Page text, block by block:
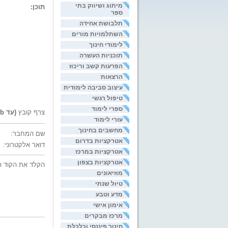
מיתוג ושיווק בתי
ספר
תלבושת אחידה
השתלמויות מורים
לימודי חינוך
תוכניות העשרה
הפרעות קשב וריכוז
הרצאות
עיצוב סביבה לימודית
טיפול רגשי
ספרי לימוד
עזרי לימוד
מחשבים בחינוך
אטרקציות בדרום
אטרקציות במרכז
אטרקציות בצפון
מוזיאונים
טיול שנתי
מדע וטבע
אימון אישי
מרכז מבקרים
חינוך פיננסי וכלכלת
תוכן:
צרף קובץ(עד 200kb)
שם המחבר:
דואר אלקטרוני:
הקלד את הקוד